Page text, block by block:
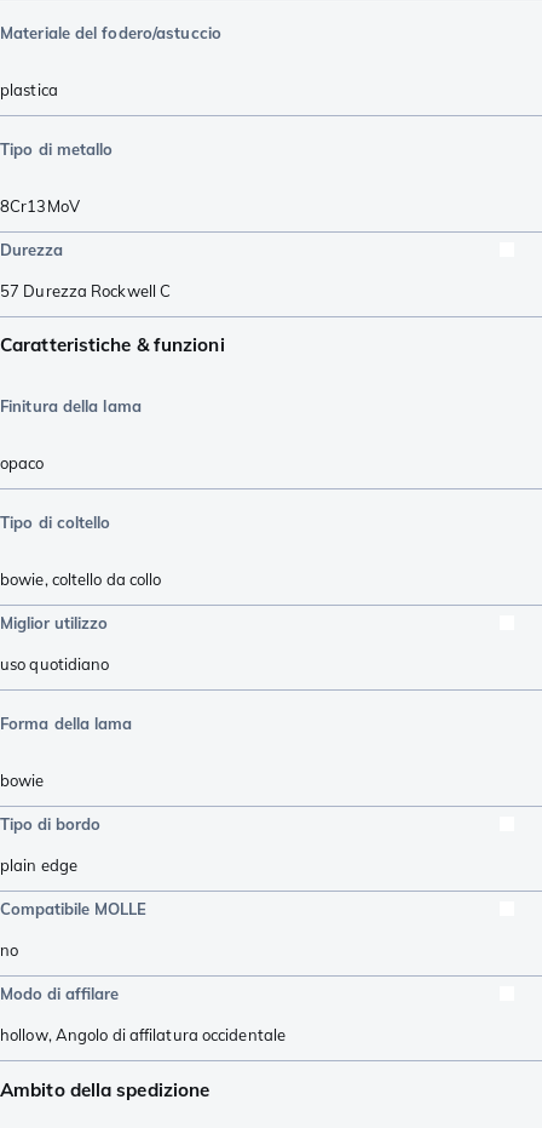
Materiale del fodero/astuccio
plastica
Tipo di metallo
8Cr13MoV
Durezza
57 Durezza Rockwell C
Caratteristiche & funzioni
Finitura della lama
opaco
Tipo di coltello
bowie,coltello da collo
Miglior utilizzo
uso quotidiano
Forma della lama
bowie
Tipo di bordo
plain edge
Compatibile MOLLE
no
Modo di affilare
hollow,Angolo di affilatura occidentale
Ambito della spedizione